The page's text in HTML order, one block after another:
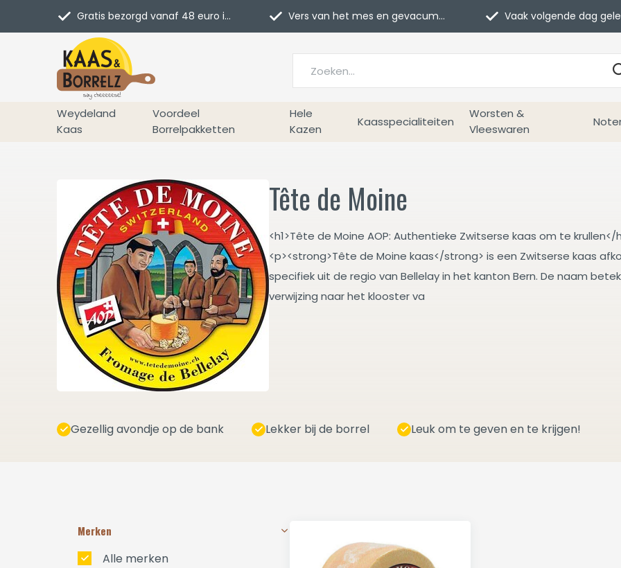
Weydeland
Kaas
Voordeel
Borrelpakketten
Hele
Kazen
Kaasspecialiteiten
Worsten &
Vleeswaren
Gratis bezorgd vanaf 48 euro in NL Vers van het mes en gevacumeerd Vaak volgende dag geleverd
Tête de Moine
<h1>Tête de Moine AOP: Authentieke Zwitserse kaas om te krullen</
<p><strong>Tête de Moine kaas</strong> is een Zwitserse kaas
specifiek uit de regio van Bellelay in het kanton Bern. De naam
verwijzing naar het klooster va
Gezellig avondje op de bank Lekker bij de borrel Leuk om te geven en te krijgen!
Merken
Alle merken